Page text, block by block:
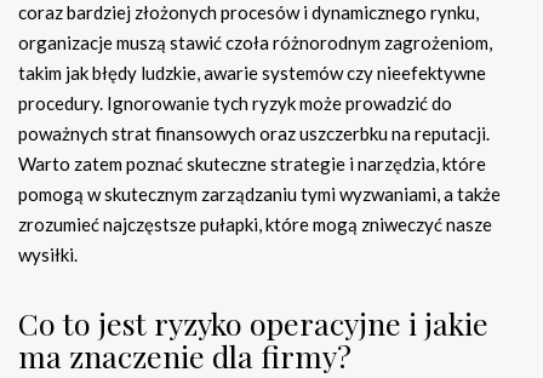
coraz bardziej złożonych procesów i dynamicznego rynku,
organizacje muszą stawić czoła różnorodnym zagrożeniom,
takim jak błędy ludzkie, awarie systemów czy nieefektywne
procedury. Ignorowanie tych ryzyk może prowadzić do
poważnych strat finansowych oraz uszczerbku na reputacji.
Warto zatem poznać skuteczne strategie i narzędzia, które
pomogą w skutecznym zarządzaniu tymi wyzwaniami, a także
zrozumieć najczęstsze pułapki, które mogą zniweczyć nasze
wysiłki.
Co to jest ryzyko operacyjne i jakie
ma znaczenie dla firmy?